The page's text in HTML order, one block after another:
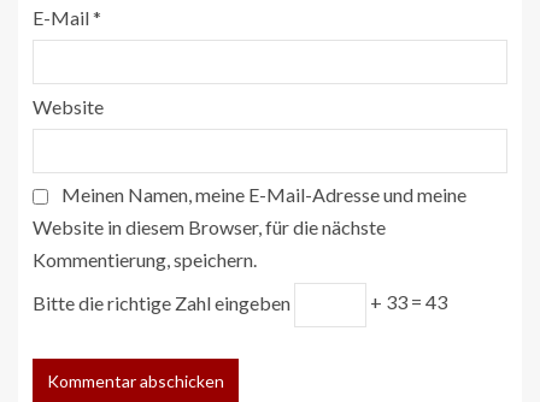
E-Mail*
Website
Meinen Namen, meine E-Mail-Adresse und meine
Website in diesem Browser, für die nächste
Kommentierung, speichern.
Bitte die richtige Zahl eingeben
+ 33 = 43